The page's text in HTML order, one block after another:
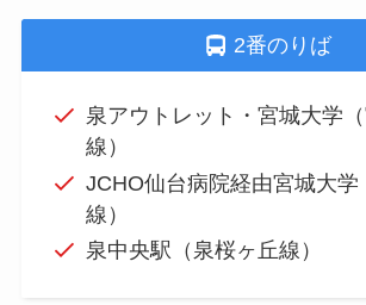
2番のりば
泉アウトレット・宮城大学
線）
JCHO仙台病院経由宮城大学
線）
泉中央駅（泉桜ヶ丘線）